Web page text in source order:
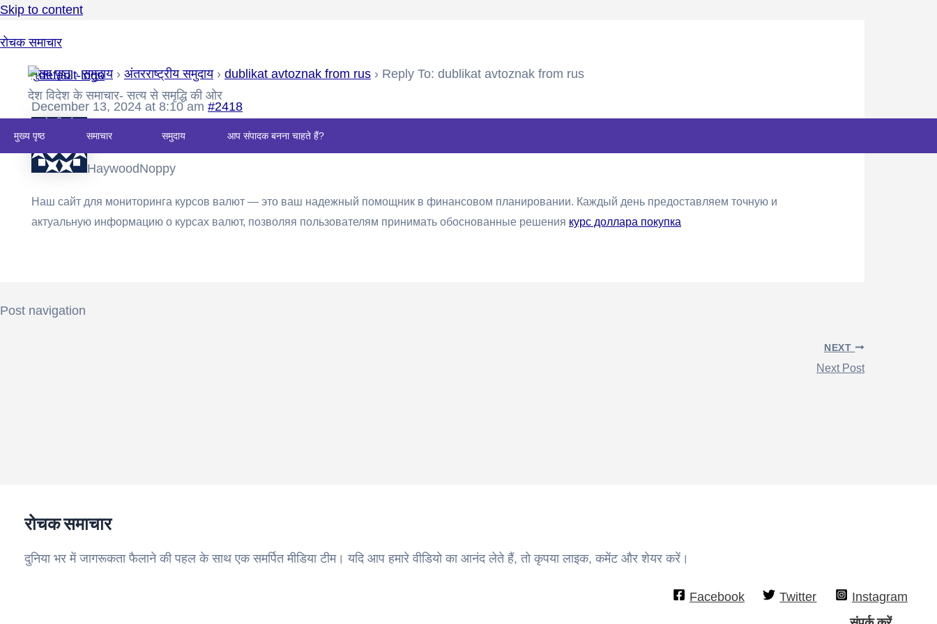
Skip to content
रोचक समाचार
देश विदेश के समाचार- सत्य से समृद्धि की ओर
मुख्य पृष्ठ समाचार समुदाय आप संपादक बनना चाहते हैं?
मुख्य पृष्ठ › समुदाय › अंतरराष्ट्रीय समुदाय › dublikat avtoznak from rus › Reply To: dublikat avtoznak from rus
December 13, 2024 at 8:10 am #2418
HaywoodNoppy
Наш сайт для мониторинга курсов валют — это ваш надежный помощник в финансовом планировании. Каждый день предоставляем точную и
актуальную информацию о курсах валют, позволяя пользователям принимать обоснованные решения курс доллара покупка
Post navigation
NEXT
Next Post
रोचक समाचार
दुनिया भर में जागरूकता फैलाने की पहल के साथ एक समर्पित मीडिया टीम। यदि आप हमारे वीडियो का आनंद लेते हैं, तो कृपया लाइक, कमेंट और शेयर करें।
Facebook Twitter
Instagram